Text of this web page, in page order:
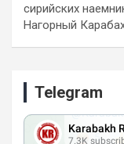
сирийских
Нагорный
Telegram